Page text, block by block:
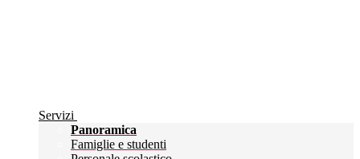
Servizi
Panoramica
Famiglie e studenti